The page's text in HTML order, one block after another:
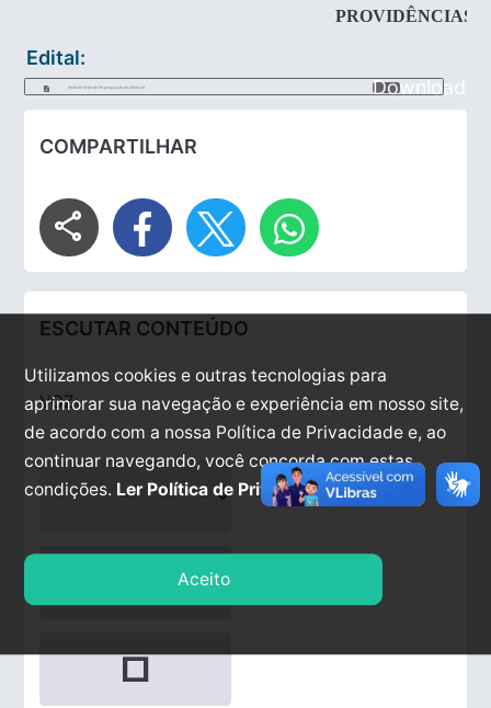
PROVIDÊNCIAS.
Edital:
2026-05-14-09-49-39-portaria-46-de-2026.pdf Download
COMPARTILHAR
share
ESCUTAR CONTEÚDO
VOZ:
stop
Utilizamos cookies e outras tecnologias para
aprimorar sua navegação e experiência em nosso site,
de acordo com a nossa Política de Privacidade e, ao
continuar navegando, você concorda com estas
condições. Ler Política de Privacidade.
Aceito